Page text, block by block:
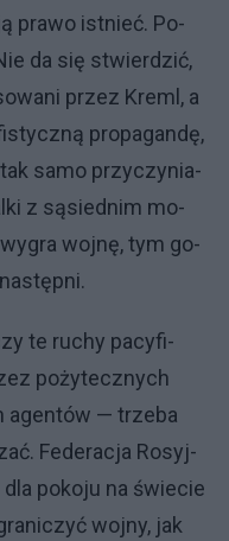
ist­nieć. Po­
da się stwier­dzić,
przez Kreml, a
pro­pa­gan­dę,
sa­mo przy­czy­nia­
z są­sied­nim mo­
woj­nę, tym go­
te ru­chy pa­cy­fi­
po­ży­tecz­ny­ch
agen­tów — trze­ba
Fe­de­ra­cja Ro­syj­
po­ko­ju na świe­cie
woj­ny, jak